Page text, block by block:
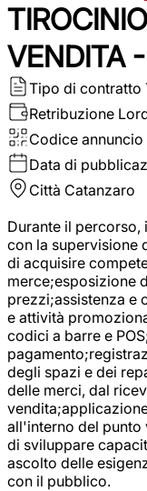
VENDITA
Tipo di contratto
Retribuzione
Codice annuncio
Data di
Città Catanzaro
Durante il percorso,
con la supervisione
di acquisire
merce;esposizione
prezzi;assistenza e
e attività
codici a barre e
degli spazi e dei
delle merci, dal
all'interno del punto
di sviluppare
ascolto delle
con il pubblico.